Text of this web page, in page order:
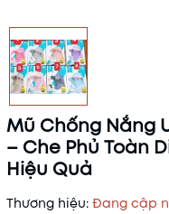
Mũ Chống Nắng
– Che Phủ Toàn
Hiệu Quả
Thương hiệu: Đang cập